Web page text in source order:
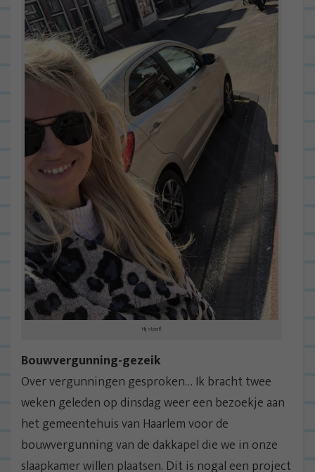
Hij staat!
Bouwvergunning-gezeik
Over vergunningen gesproken… Ik bracht twee
weken geleden op dinsdag weer een bezoekje aan
het gemeentehuis van Haarlem voor de
bouwvergunning van de dakkapel die we in onze
slaapkamer willen plaatsen. Dit is nogal een project